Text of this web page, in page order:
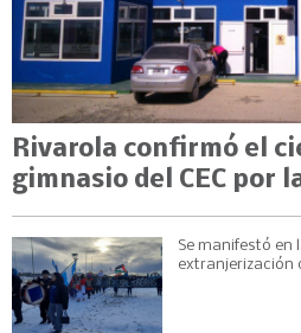
Rivarola confirmó el
gimnasio del CEC por
Se manifestó en
extranjerización